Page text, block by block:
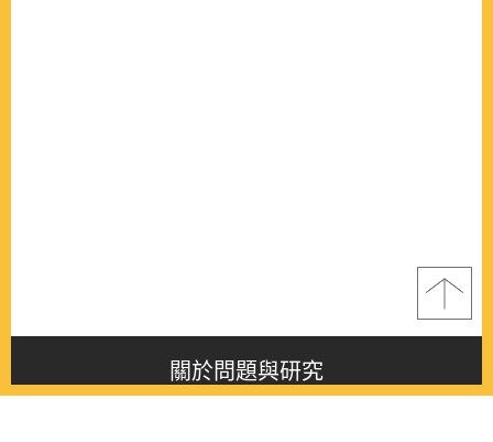
關於問題與研究
About this journal